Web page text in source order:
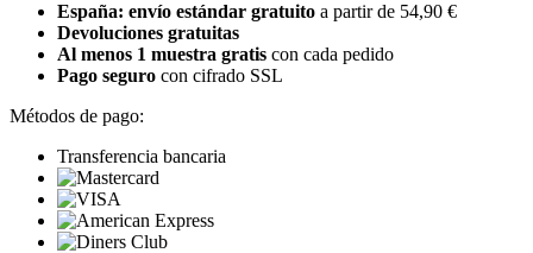
España: envío estándar gratuito a partir de 54,90 €
Devoluciones gratuitas
Al menos 1 muestra gratis con cada pedido
Pago seguro con cifrado SSL
Métodos de pago:
Transferencia bancaria